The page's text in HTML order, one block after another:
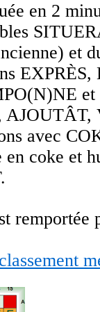
en 2
et
avec
coke et
remportée
classement